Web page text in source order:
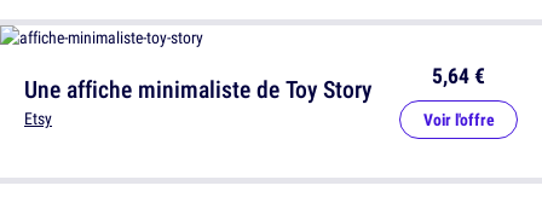
Une affiche minimaliste de Toy Story
Etsy
5,64 €
Voir l'offre